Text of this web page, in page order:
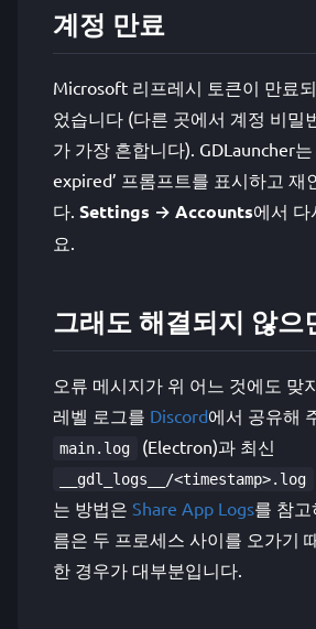
계정 만료
Microsoft 리프레시 토큰이 만료
었습니다 (다른 곳에서 계정 비밀
가 가장 흔합니다). GDLauncher는
expired’ 프롬프트를 표시하고 재
다. Settings → Accounts에서 다
요.
그래도 해결되지 않으
오류 메시지가 위 어느 것에도 맞
레벨 로그를 Discord에서 공유해
main.log (Electron)과 최신
__gdl_logs__/<timestamp>.log
는 방법은 Share App Logs를 참
름은 두 프로세스 사이를 오가기
한 경우가 대부분입니다.